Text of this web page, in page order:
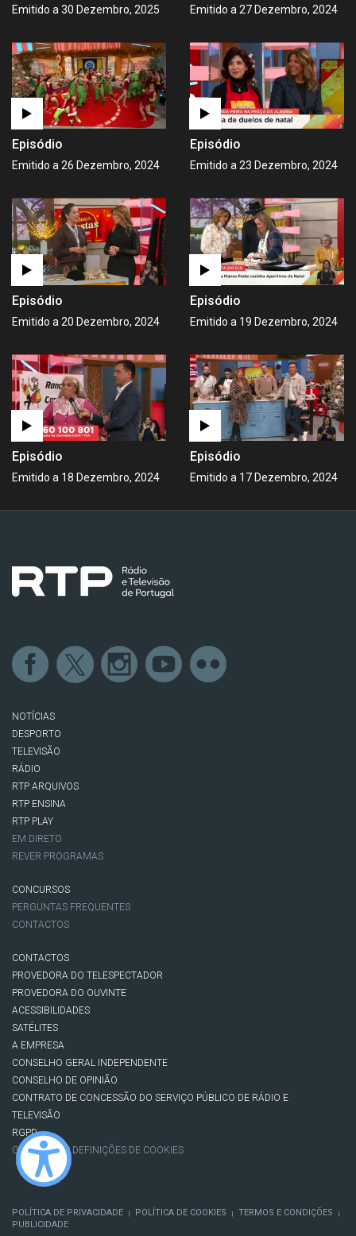
Emitido a 30 Dezembro, 2025 Emitido a 27 Dezembro, 2024
Episódio
Emitido a 26 Dezembro, 2024
Episódio
Emitido a 23 Dezembro, 2024
Episódio
Emitido a 20 Dezembro, 2024
Episódio
Emitido a 19 Dezembro, 2024
Episódio
Emitido a 18 Dezembro, 2024
Episódio
Emitido a 17 Dezembro, 2024
NOTÍCIAS
DESPORTO
TELEVISÃO
RÁDIO
RTP ARQUIVOS
RTP ENSINA
RTP PLAY
EM DIRETO
REVER PROGRAMAS
CONCURSOS
PERGUNTAS FREQUENTES
CONTACTOS
CONTACTOS
PROVEDORA DO TELESPECTADOR
PROVEDORA DO OUVINTE
ACESSIBILIDADES
SATÉLITES
A EMPRESA
CONSELHO GERAL INDEPENDENTE
CONSELHO DE OPINIÃO
CONTRATO DE CONCESSÃO DO SERVIÇO PÚBLICO DE RÁDIO E
TELEVISÃO
RGPD
GESTÃO DAS DEFINIÇÕES DE COOKIES
POLÍTICA DE PRIVACIDADE | POLÍTICA DE COOKIES | TERMOS E CONDIÇÕES |
PUBLICIDADE